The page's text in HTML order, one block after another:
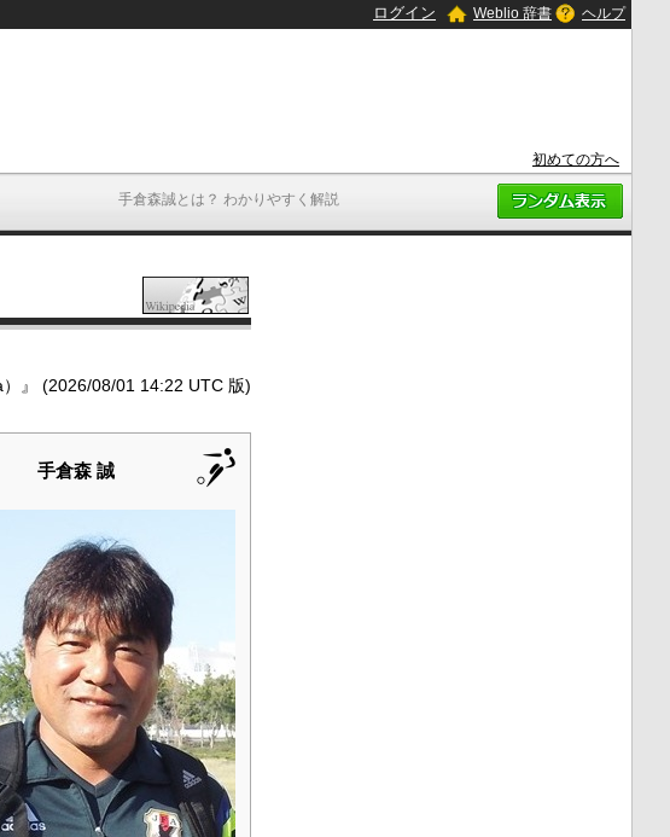
手倉森誠とは？ わかりやすく解説
ログイン Weblio 辞書 ヘルプ
初めての方へ
』 (2026/08/01 14:22 UTC 版)
手倉森 誠